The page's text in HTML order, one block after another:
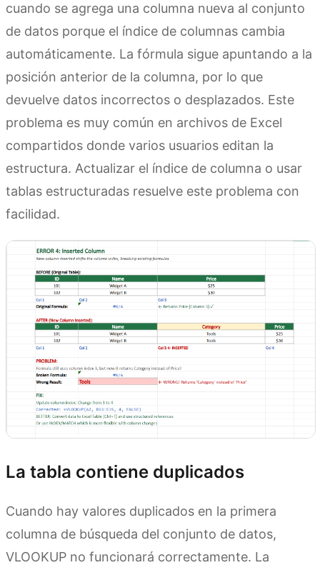
cuando se agrega una columna nueva al conjunto
de datos porque el índice de columnas cambia
automáticamente. La fórmula sigue apuntando a la
posición anterior de la columna, por lo que
devuelve datos incorrectos o desplazados. Este
problema es muy común en archivos de Excel
compartidos donde varios usuarios editan la
estructura. Actualizar el índice de columna o usar
tablas estructuradas resuelve este problema con
facilidad.
La tabla contiene duplicados
Cuando hay valores duplicados en la primera
columna de búsqueda del conjunto de datos,
VLOOKUP no funcionará correctamente. La